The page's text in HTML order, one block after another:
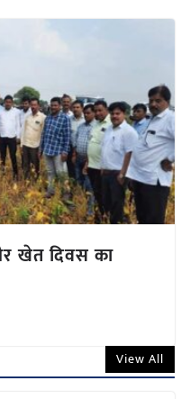
खेत दिवस का
View All